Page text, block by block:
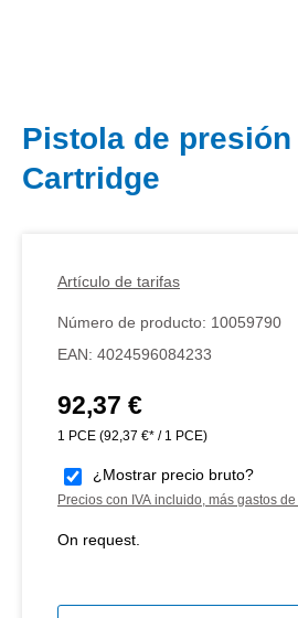
Pistola de
Cartridge
Artículo de tarifas
Número de producto: 10059790
EAN: 4024596084233
Precio normal:
92,37 €
1 PCE (92,37 €* / 1 PCE)
¿Mostrar precio bruto?
Precios con IVA incluido, más gastos
On request.